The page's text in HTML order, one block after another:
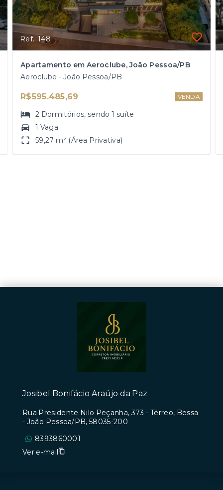
Ref.: 148
Apartamento em Aeroclube, João Pessoa/PB
Aeroclube - João Pessoa/PB
R$595.485,69 VENDA
2 Dormitórios, sendo1 suíte
1 Vaga
59,27 m² (Área Privativa)
Josibel Bonifácio Araújo da Paz
Rua Presidente Nilo Peçanha, 373 - Térreo, Bessa
- João Pessoa/PB, 58035-200
8393860001
Ver e-mail